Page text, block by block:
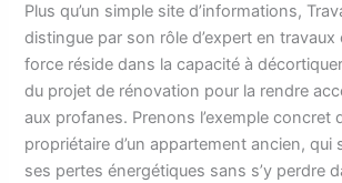
Plus qu’un simple site d’informations,
distingue par son rôle d’expert en travaux
force réside dans la capacité à
du projet de rénovation pour la rendre
aux profanes. Prenons l’exemple concret
propriétaire d’un appartement ancien, qui
ses pertes énergétiques sans s’y perdre